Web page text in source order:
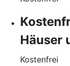
Häuser
Kostenfrei